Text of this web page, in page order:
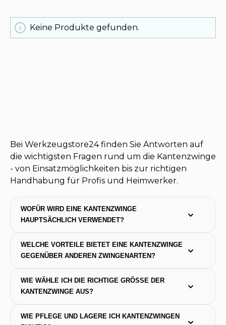
Keine Produkte gefunden.
Bei Werkzeugstore24 finden Sie Antworten auf
die wichtigsten Fragen rund um die Kantenzwinge
- von Einsatzmöglichkeiten bis zur richtigen
Handhabung für Profis und Heimwerker.
WOFÜR WIRD EINE KANTENZWINGE
HAUPTSÄCHLICH VERWENDET?
WELCHE VORTEILE BIETET EINE KANTENZWINGE
GEGENÜBER ANDEREN ZWINGENARTEN?
WIE WÄHLE ICH DIE RICHTIGE GRÖSSE DER K
ANTENZWINGE AUS?
WIE PFLEGE UND LAGERE ICH KANTENZWINGEN